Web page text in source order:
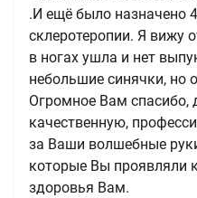
.И ещё было назначено
склеротеропии. Я вижу
в ногах ушла и нет
небольшие синячки, но
Огромное Вам спасибо,
качественную,
за Ваши волшебные
которые Вы проявляли
здоровья Вам.